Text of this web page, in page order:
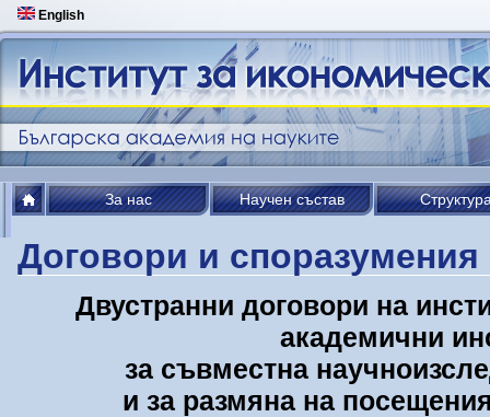
English
За нас Научен състав
Договори и споразумения
Двустранни договори на
академични
за съвместна
и за размяна на